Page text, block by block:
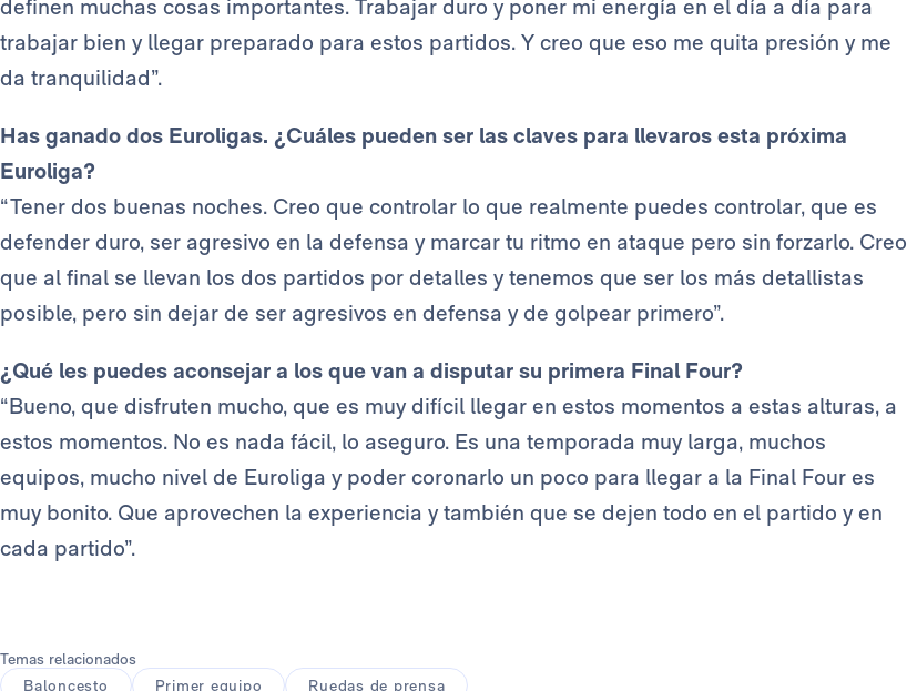
definen muchas cosas importantes. Trabajar duro y poner mi energía en el día a día para
trabajar bien y llegar preparado para estos partidos. Y creo que eso me quita presión y me
da tranquilidad”.
Has ganado dos Euroligas. ¿Cuáles pueden ser las claves para llevaros esta próxima
Euroliga?
“Tener dos buenas noches. Creo que controlar lo que realmente puedes controlar, que es
defender duro, ser agresivo en la defensa y marcar tu ritmo en ataque pero sin forzarlo. Creo
que al final se llevan los dos partidos por detalles y tenemos que ser los más detallistas
posible, pero sin dejar de ser agresivos en defensa y de golpear primero”.
¿Qué les puedes aconsejar a los que van a disputar su primera Final Four?
“Bueno, que disfruten mucho, que es muy difícil llegar en estos momentos a estas alturas, a
estos momentos. No es nada fácil, lo aseguro. Es una temporada muy larga, muchos
equipos, mucho nivel de Euroliga y poder coronarlo un poco para llegar a la Final Four es
muy bonito. Que aprovechen la experiencia y también que se dejen todo en el partido y en
cada partido”.
Temas relacionados
Baloncesto
Primer equipo Ruedas de prensa